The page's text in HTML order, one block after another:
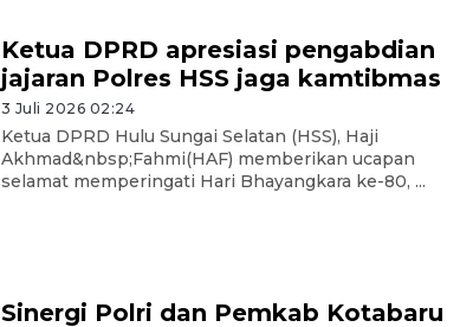
Ketua DPRD apresiasi pengabdian
jajaran Polres HSS jaga kamtibmas
3 Juli 2026 02:24
Ketua DPRD Hulu Sungai Selatan (HSS), Haji
Akhmad&nbsp;Fahmi(HAF) memberikan ucapan
selamat memperingati Hari Bhayangkara ke-80, ...
Sinergi Polri dan Pemkab Kotabaru